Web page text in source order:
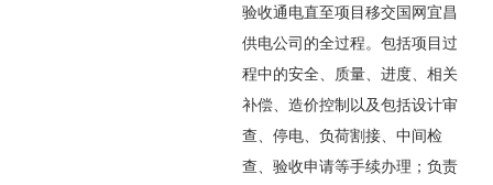
验收通电直至项目移交国网宜昌
供电公司的全过程。包括项目过
程中的安全、质量、进度、相关
补偿、造价控制以及包括设计审
查、停电、负荷割接、中间检
查、验收申请等手续办理；负责